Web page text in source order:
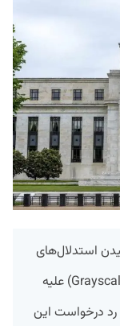
استدلال‌های
پرونده صندوق سرمایه‌گذاری گری‌اسکیل (Grayscale) علیه
رد درخواست این